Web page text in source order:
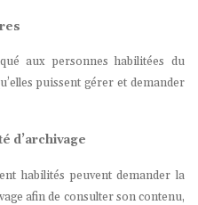
aux personnes habilitées du
puissent gérer et demander
d’archivage
habilités peuvent demander la
afin de consulter son contenu,